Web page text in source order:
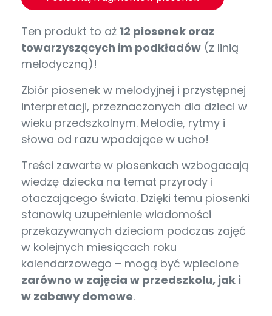
Ten produkt to aż 12 piosenek oraz
towarzyszących im podkładów (z linią
melodyczną)!
Zbiór piosenek w melodyjnej i przystępnej
interpretacji, przeznaczonych dla dzieci w
wieku przedszkolnym. Melodie, rytmy i
słowa od razu wpadające w ucho!
Treści zawarte w piosenkach wzbogacają
wiedzę dziecka na temat przyrody i
otaczającego świata. Dzięki temu piosenki
stanowią uzupełnienie wiadomości
przekazywanych dzieciom podczas zajęć
w kolejnych miesiącach roku
kalendarzowego – mogą być wplecione
zarówno w zajęcia w przedszkolu, jak i
w zabawy domowe.